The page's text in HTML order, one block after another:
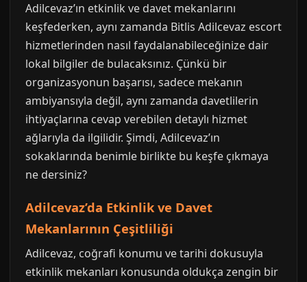
Adilcevaz’ın etkinlik ve davet mekanlarını
keşfederken, aynı zamanda Bitlis Adilcevaz escort
hizmetlerinden nasıl faydalanabileceğinize dair
lokal bilgiler de bulacaksınız. Çünkü bir
organizasyonun başarısı, sadece mekanın
ambiyansıyla değil, aynı zamanda davetlilerin
ihtiyaçlarına cevap verebilen detaylı hizmet
ağlarıyla da ilgilidir. Şimdi, Adilcevaz’ın
sokaklarında benimle birlikte bu keşfe çıkmaya
ne dersiniz?
Adilcevaz’da Etkinlik ve Davet
Mekanlarının Çeşitliliği
Adilcevaz, coğrafi konumu ve tarihi dokusuyla
etkinlik mekanları konusunda oldukça zengin bir